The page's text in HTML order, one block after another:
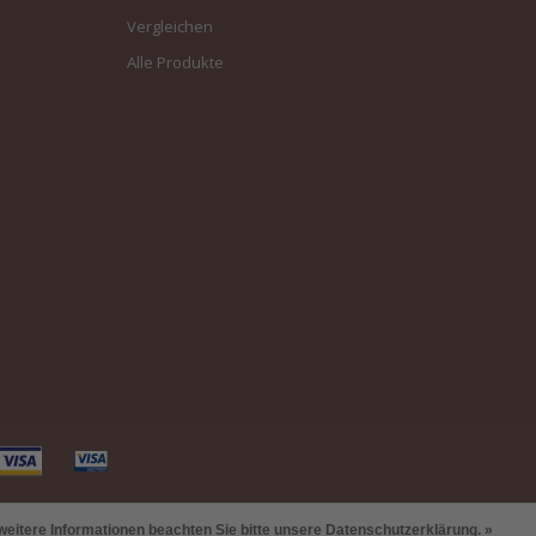
Informationen beachten Sie bitte unsere Datenschutzerklärung. »
Vergleichen
Alle Produkte